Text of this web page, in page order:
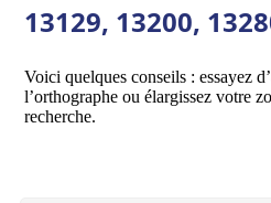
13129, 13200,
Voici quelques conseils : essayez
l’orthographe ou élargissez votre
recherche.